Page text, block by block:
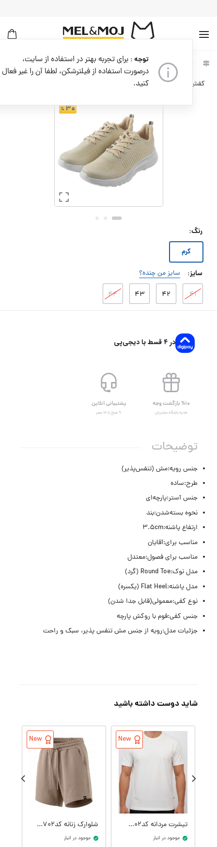
توجه : برای تجربه بهتر در استفاده از سایت،
درصورت استفاده از فیلترشکن، لطفا آن را غیر فعال
کنید.
بروید
مردانه کفش مردانه کفش ورزشی مردانه
کفش ورزشی مردانه کدM08733-010
۳۰
رنگ:
کرم
سایز:
۴۱ ۴۲ ۴۳ ۴۴
سایز من چنده؟
در ۴ قسط با دیجی‌پی
%۱۰ بازگشت وجه
هدیه باشگاه مشتریان
پشتیبانی آنلاین
۹ صبح تا ۱۸ عصر
توضیحات
جنس رویه:مش (تنفس‌پذیر)
طرح:ساده
جنس آستر:پارچه‌ای
نحوه بسته‌شدن:بند
ارتفاع پاشنه:3.5cm
مناسب برای:آقایان
مناسب برای فصول:معتدل
مدل نوک:Round Toe (گرد)
مدل پاشنه:Flat Heel (یکسره)
نوع کفی:معمولی(قابل جدا شدن)
جنس کفی:فوم با روکش پارچه
جزئیات مدل:رویه از جنس مش تنفس پذیر، سبک و راحت
شاید دوست داشته باشید
New
تیشرت مردانه کدM09414-002
موجود در انبار
New
شلوارک زنانه کدW09410-702
موجود در انبار